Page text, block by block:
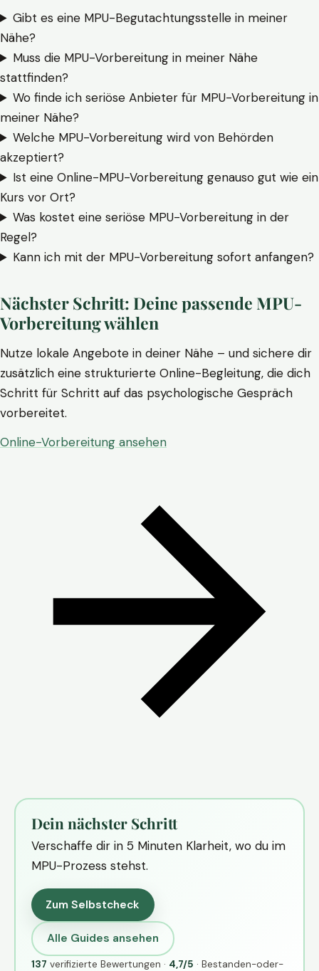
Gibt es eine MPU-Begutachtungsstelle in meiner
Nähe?
Muss die MPU-Vorbereitung in meiner Nähe
stattfinden?
Wo finde ich seriöse Anbieter für MPU-Vorbereitung in
meiner Nähe?
Welche MPU-Vorbereitung wird von Behörden
akzeptiert?
Ist eine Online-MPU-Vorbereitung genauso gut wie ein
Kurs vor Ort?
Was kostet eine seriöse MPU-Vorbereitung in der
Regel?
Kann ich mit der MPU-Vorbereitung sofort anfangen?
Nächster Schritt: Deine passende MPU-
Vorbereitung wählen
Nutze lokale Angebote in deiner Nähe – und sichere dir
zusätzlich eine strukturierte Online-Begleitung, die dich
Schritt für Schritt auf das psychologische Gespräch
vorbereitet.
Online-Vorbereitung ansehen
Dein nächster Schritt
Verschaffe dir in 5 Minuten Klarheit, wo du im
MPU-Prozess stehst.
Zum Selbstcheck
Alle Guides ansehen
137 verifizierte Bewertungen · 4,7/5 · Bestanden-oder-